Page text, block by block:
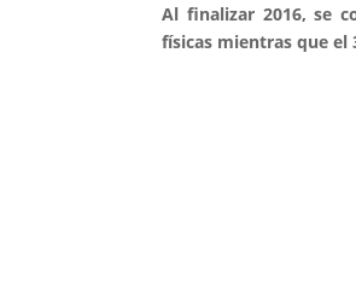
Al finalizar 2016, se
físicas mientras que el